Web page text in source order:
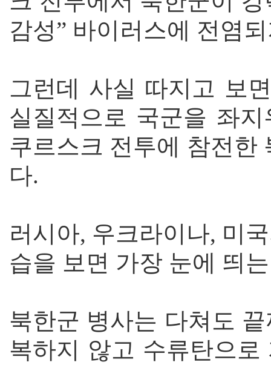
감성” 바이러스에 전염
그런데 사실 따지고 보
실질적으로 국군을 좌
쿠르스크 전투에 참전한
다.
러시아, 우크라이나, 미
습을 보면 가장 눈에 띄
북한군 병사는 다쳐도
복하지 않고 수류탄으로